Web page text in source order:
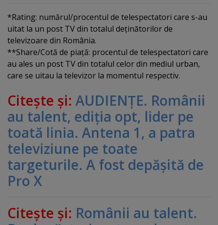
*Rating: numărul/procentul de telespectatori care s-au
uitat la un post TV din totalul deţinătorilor de
televizoare din România.
**Share/Cotă de piaţă: procentul de telespectatori care
au ales un post TV din totalul celor din mediul urban,
care se uitau la televizor la momentul respectiv.
Citeşte şi: AUDIENŢE. Românii
au talent, ediţia opt, lider pe
toată linia. Antena 1, a patra
televiziune pe toate
targeturile. A fost depăşită de
Pro X
Citeşte şi: Românii au talent.